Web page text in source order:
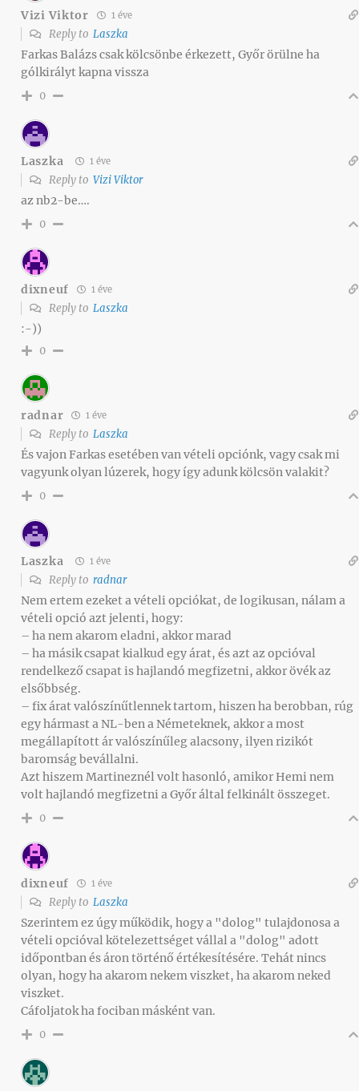
Vizi Viktor 1 éve
Reply to Laszka
Farkas Balázs csak kölcsönbe érkezett, Győr örülne ha
gólkirályt kapna vissza
0
Laszka 1 éve
Reply to Vizi Viktor
az nb2-be….
0
dixneuf 1 éve
Reply to Laszka
:-))
0
radnar 1 éve
Reply to Laszka
És vajon Farkas esetében van vételi opciónk, vagy csak mi
vagyunk olyan lúzerek, hogy így adunk kölcsön valakit?
0
Laszka 1 éve
Reply to radnar
Nem ertem ezeket a vételi opciókat, de logikusan, nálam a
vételi opció azt jelenti, hogy:
– ha nem akarom eladni, akkor marad
– ha másik csapat kialkud egy árat, és azt az opcióval
rendelkező csapat is hajlandó megfizetni, akkor övék az
elsőbbség.
– fix árat valószínűtlennek tartom, hiszen ha berobban, rúg
egy hármast a NL-ben a Németeknek, akkor a most
megállapított ár valószínűleg alacsony, ilyen rizikót
baromság bevállalni.
Azt hiszem Martineznél volt hasonló, amikor Hemi nem
volt hajlandó megfizetni a Győr által felkinált összeget.
0
dixneuf 1 éve
Reply to Laszka
Szerintem ez úgy működik, hogy a "dolog" tulajdonosa a
vételi opcióval kötelezettséget vállal a "dolog" adott
időpontban és áron történő értékesítésére. Tehát nincs
olyan, hogy ha akarom nekem viszket, ha akarom neked
viszket.
Cáfoljatok ha fociban másként van.
0